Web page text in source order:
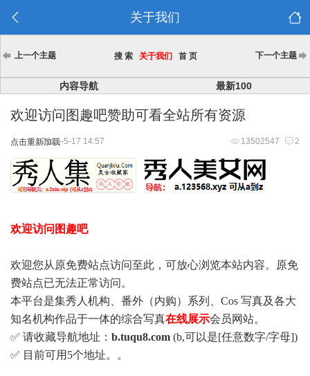
关于我们
上一个主题 搜 索 关于我们 首 页 下一个主题
内容导航 最新100
欢迎访问图趣吧赞助可看全站所有资源
点击重新加载 13502547 2
2025-5-17 14:57
欢迎访问图趣吧
欢迎您从原免费站点访问至此，可放心浏览本站内容。原免
费站点已无法正常访问。
本平台是集秀人机构、番外（内购）系列、Cos 写真及各大
知名机构作品于一体的综合写真在线展示会员网站。
✅ 请收藏导航地址： b.tuqu8.com (b,可以是[任意数字/字母])
✅ 目前可用5个地址。。